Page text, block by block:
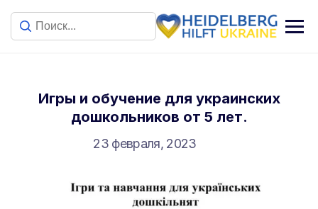
Игры и обучение для украинских
дошкольников от 5 лет.
23 февраля, 2023